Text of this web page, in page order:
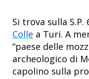
Si trova sulla S.P.
Colle a Turi. A
“paese delle
archeologico di
capolino sulla